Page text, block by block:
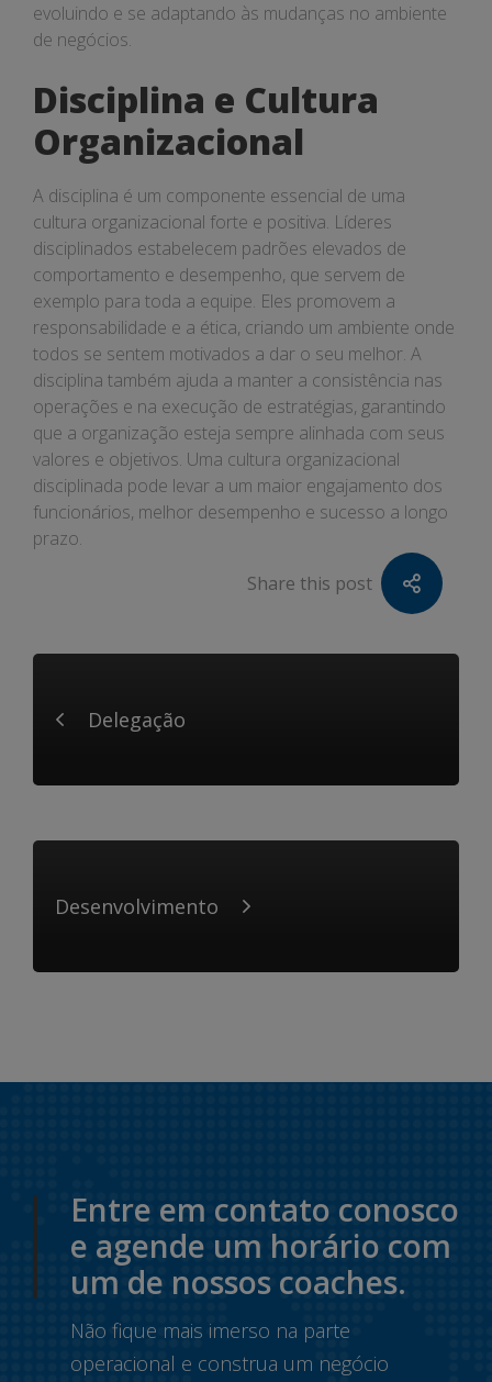
evoluindo e se adaptando às mudanças no ambiente
de negócios.
Disciplina e Cultura
Organizacional
A disciplina é um componente essencial de uma
cultura organizacional forte e positiva. Líderes
disciplinados estabelecem padrões elevados de
comportamento e desempenho, que servem de
exemplo para toda a equipe. Eles promovem a
responsabilidade e a ética, criando um ambiente onde
todos se sentem motivados a dar o seu melhor. A
disciplina também ajuda a manter a consistência nas
operações e na execução de estratégias, garantindo
que a organização esteja sempre alinhada com seus
valores e objetivos. Uma cultura organizacional
disciplinada pode levar a um maior engajamento dos
funcionários, melhor desempenho e sucesso a longo
prazo.
Share this post
Delegação
Desenvolvimento
Entre em contato conosco
e agende um horário com
um de nossos coaches.
Não fique mais imerso na parte
operacional e construa um negócio